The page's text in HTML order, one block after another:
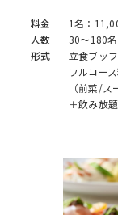
料金
1名：
人数
30～180
形式
立食ブッ
フルコー
（前菜/
＋飲み放